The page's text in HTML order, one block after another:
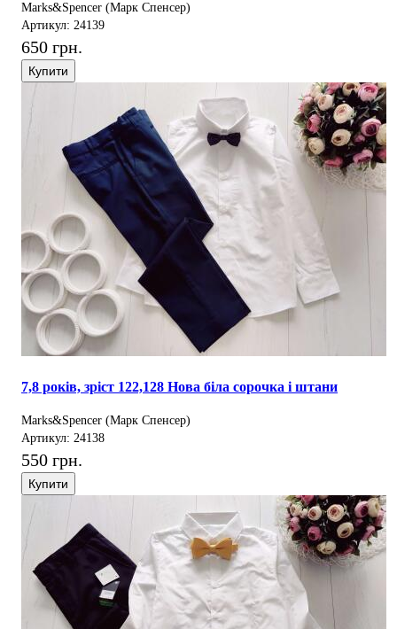
Marks&Spencer (Марк Спенсер)
Артикул: 24139
650 грн.
Купити
7,8 років, зріст 122,128 Нова біла сорочка і штани
Marks&Spencer (Марк Спенсер)
Артикул: 24138
550 грн.
Купити